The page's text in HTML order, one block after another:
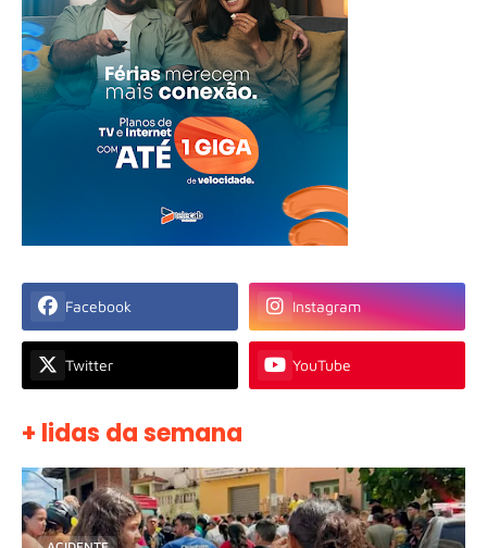
Facebook Instagram
Twitter YouTube
+ lidas da semana